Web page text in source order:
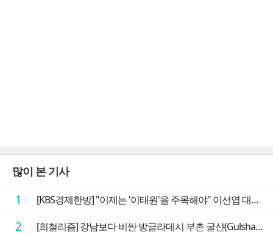
많이 본 기사
1 [KBS경제한방] "이제는 '이태원'을 주목해야" 이선엽 대표가 말하는 AI 시대 투자 성과를 가르는 지점들
2 [희철리즘] 강남보다 비싼 방글라데시 부촌 굴샨(Gulshan)의 극단적인 모습에 충격을 받다